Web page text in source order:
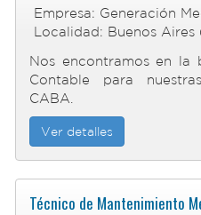
Empresa: Generación
Localidad: Buenos Aires
Nos encontramos en la
Contable para
CABA.
Ver detalles
Técnico de Mantenimiento